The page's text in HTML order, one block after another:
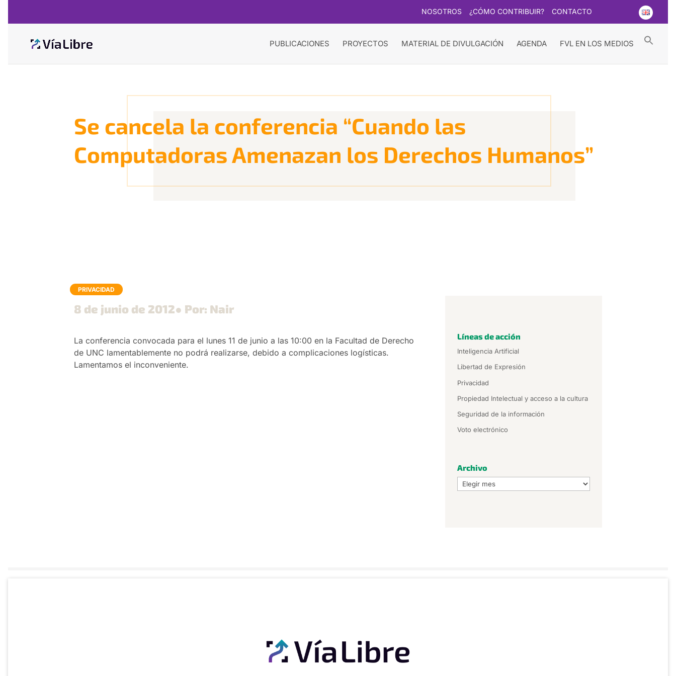
NOSOTROS ¿CÓMO CONTRIBUIR? CONTACTO
PUBLICACIONES PROYECTOS MATERIAL DE DIVULGACIÓN AGENDA FVL EN LOS MEDIOS
Se cancela la conferencia “Cuando las
Computadoras Amenazan los Derechos Humanos”
PRIVACIDAD
8 de junio de 2012● Por: Nair
La conferencia convocada para el lunes 11 de junio a las 10:00 en la Facultad de Derecho
de UNC lamentablemente no podrá realizarse, debido a complicaciones logísticas.
Lamentamos el inconveniente.
Líneas de acción
Inteligencia Artificial
Libertad de Expresión
Privacidad
Propiedad Intelectual y acceso a la cultura
Seguridad de la información
Voto electrónico
Archivo
Archivo